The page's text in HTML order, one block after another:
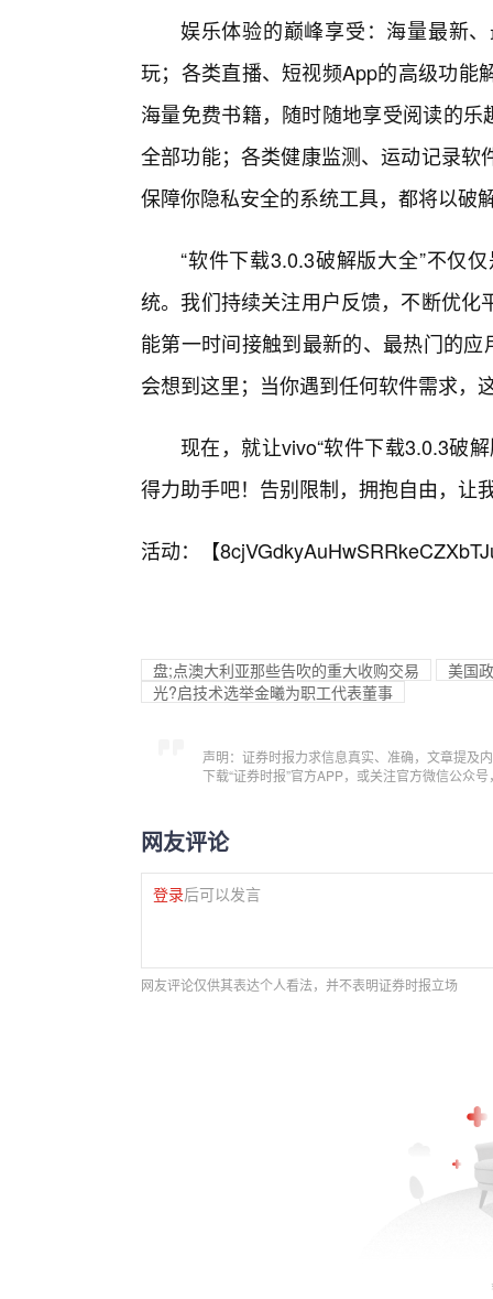
娱乐体验的巅峰享受：海量最新
玩；各类直播、短视频App的高级功能
海量免费书籍，随时随地享受阅读的
全部功能；各类健康监测、运动记录
保障你隐私安全的系统工具，都将以破
“软件下载3.0.3破解版大全”不仅
统。我们持续关注用户反馈，不断优
能第一时间接触到最新的、最热门的
会想到这里；当你遇到任何软件需求，
现在，就让vivo“软件下载3.0.3破
得力助手吧！告别限制，拥抱自由，让
活动：【
盘;点澳大利亚那些告吹的重大收购交易
美国
光?启技术选举金曦为职工代表董事
声明：证券时报力求信息真实、准确，文章提及
下载“证券时报”官方APP，或关注官方微信公众
网友评论
登录后可以发言
网友评论仅供其表达个人看法，并不表明证券时报立场